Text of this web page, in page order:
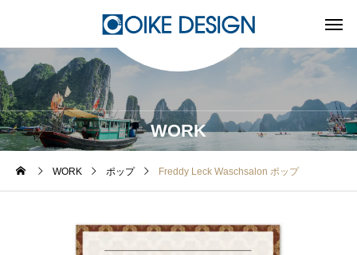
WORK
WORK ポップ Freddy Leck Waschsalon ポップ